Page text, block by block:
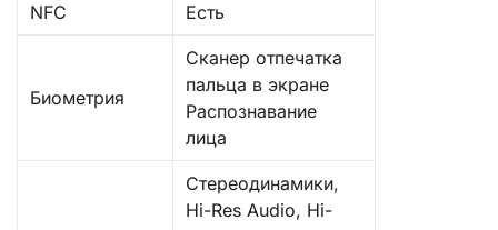
NFC Есть
Биометрия
Сканер отпечатка
пальца в экране
Распознавание
лица
Стереодинамики,
Hi-Res Audio, Hi-